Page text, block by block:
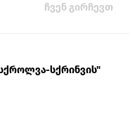
ჩვენ გირჩევთ
სქრინვის"